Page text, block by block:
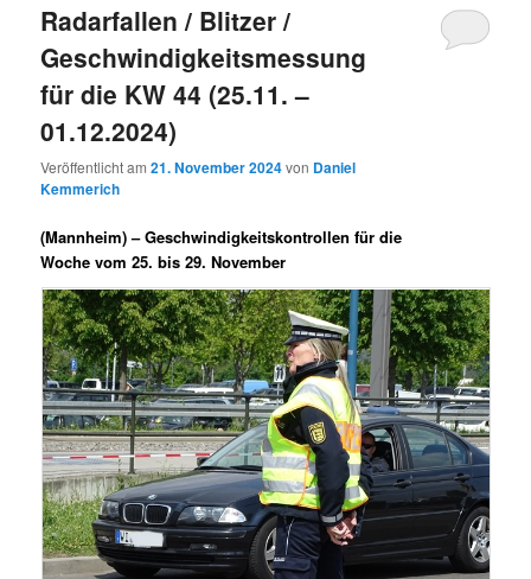
Radarfallen / Blitzer /
Geschwindigkeitsmessung
für die KW 44 (25.11. –
01.12.2024)
Veröffentlicht am21. November 2024von Daniel
Kemmerich
(Mannheim) –Geschwindigkeitskontrollen für die
Woche vom 25. bis 29. November